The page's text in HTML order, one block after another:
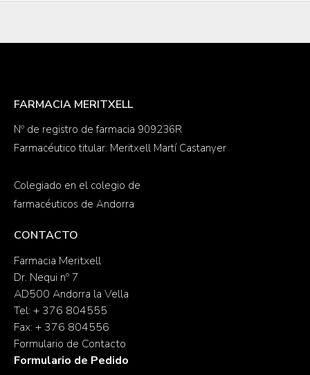
FARMACIA MERITXELL
Nº de registro de farmacia 909236R
Farmacéutico titular: Meritxell Martí Castanyer
Colegiado en el colegio de
farmacéuticos de Andorra
CONTACTO
Farmacia Meritxell
Dr. Nequi nº 7
AD500 Andorra la Vella
Tel: + 376 804555
Fax: + 376 804556
Formulario de Contacto
Formulario de Pedido